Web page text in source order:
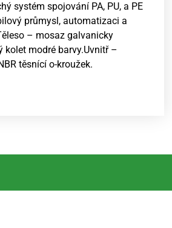
systém spojování PA, PU, a PE
průmysl, automatizaci a
– mosaz galvanicky
kolet modré barvy.Uvnitř –
těsnící o-kroužek.